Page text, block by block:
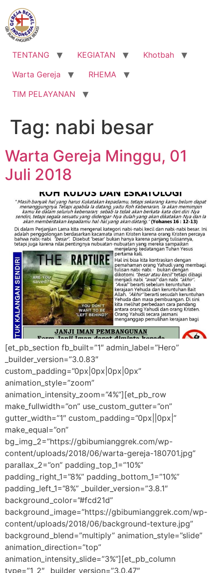
Lewati
konten
TENTANG KEGIATAN
Khotbah
Warta Gereja
RHEMA
TIM PELAYANAN
Tag: nabi besar
Warta Gereja Minggu, 01
Juli 2018
[et_pb_section fb_built=”1″ admin_label=”Hero”
_builder_version=”3.0.83″
custom_padding=”0px|0px|0px|0px”
animation_style=”zoom”
animation_intensity_zoom=”4%”][et_pb_row
make_fullwidth=”on” use_custom_gutter=”on”
gutter_width=”1″ custom_padding=”0px||0px|”
make_equal=”on”
bg_img_2=”https://gbibumianggrek.com/wp-
content/uploads/2018/06/warta-gereja-180701.jpg”
parallax_2=”on” padding_top_1=”10%”
padding_right_1=”8%” padding_bottom_1=”10%”
padding_left_1=”8%” _builder_version=”3.8.1″
background_color=”#fcd21d”
background_image=”https://gbibumianggrek.com/wp-
content/uploads/2018/06/background-texture.jpg”
background_blend=”multiply” animation_style=”slide”
animation_direction=”top”
animation_intensity_slide=”3%”][et_pb_column
type=”1_2″ _builder_version=”3.0.47″